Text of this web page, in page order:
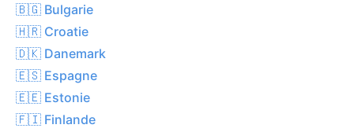
🇧🇬 Bulgarie
🇭🇷 Croatie
🇩🇰 Danemark
🇪🇸 Espagne
🇪🇪 Estonie
🇫🇮 Finlande